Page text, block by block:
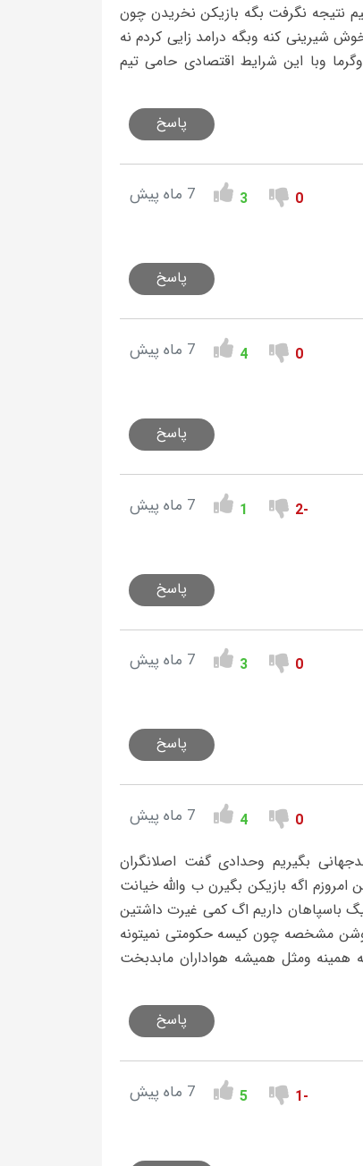
نتیجه نگرفت بگه بازیکن نخریدن چون
شیرینی کنه وبگه درامد زایی کردم نه
وبا این شرایط اقتصادی حامی تیم
پاسخ
0
3 7 ماه پیش
پاسخ
0
4 7 ماه پیش
پاسخ
-2
1 7 ماه پیش
پاسخ
0
3 7 ماه پیش
پاسخ
0
4 7 ماه پیش
بگیریم وحدادی گفت اصلانگران
اگه بازیکن بگیرن ب والله خیانت
جام ازدست میره توهمین ۱۰روزاخیرفینال لیگ باسپاهان داریم اگ کمی غیرت داشتین
مشخصه چون کیسه حکومتی نمیتونه
همینه ومثل همیشه هواداران مابدبخت
پاسخ
-1
5 7 ماه پیش